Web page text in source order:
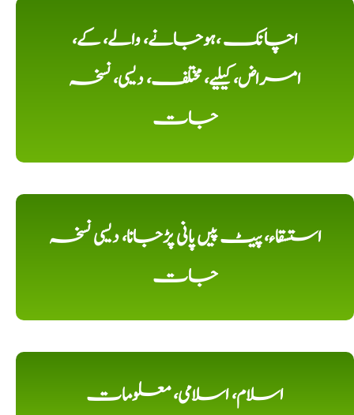
اچانک ،ہوجانے، والے، کے،
امراض، کیلیے، مختلف، دیسی، نسخہ
جات
استسقاء، پیٹ پیں پانی پڑجانا، دیسی نسخہ
جات
اسلام، اسلامی، معلومات